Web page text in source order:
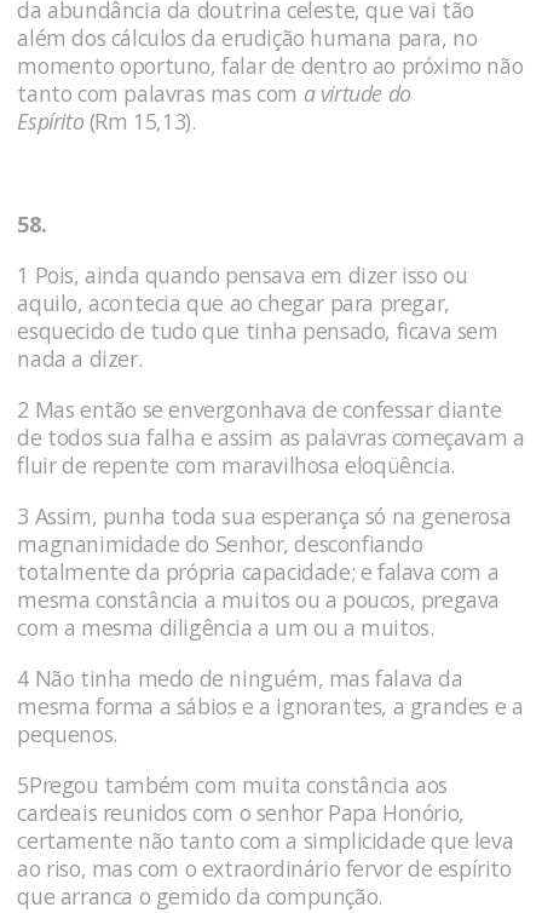
da abundância da doutrina celeste, que vai tão
além dos cálculos da erudição humana para, no
momento oportuno, falar de dentro ao próximo não
tanto com palavras mas com a virtude do
Espírito (Rm 15,13).
58.
1 Pois, ainda quando pensava em dizer isso ou
aquilo, acontecia que ao chegar para pregar,
esquecido de tudo que tinha pensado, ficava sem
nada a dizer.
2 Mas então se envergonhava de confessar diante
de todos sua falha e assim as pala­vras começavam a
fluir de repente com maravilhosa eloqüência.
3 Assim, punha toda sua esperança só na generosa
magnani­midade do Senhor, desconfiando
totalmente da própria capacidade; e falava com a
mesma constância a muitos ou a poucos, pregava
com a mesma diligência a um ou a muitos.
4 Não tinha medo de ninguém, mas falava da
mesma forma a sábios e a ignorantes, a grandes e a
pequenos.
5Pregou também com muita constância aos
cardeais reunidos com o senhor Papa Honório,
certamente não tanto com a simplicidade que leva
ao riso, mas com o extraordi­nário fervor de espírito
que arranca o gemido da compunção.